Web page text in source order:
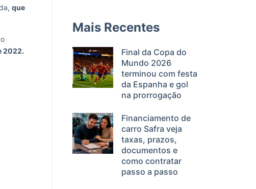
que
2022.
Mais Recentes
Final da Copa do
Mundo 2026
terminou com festa
da Espanha e gol
na prorrogação
Financiamento de
carro Safra veja
taxas, prazos,
documentos e
como contratar
passo a passo